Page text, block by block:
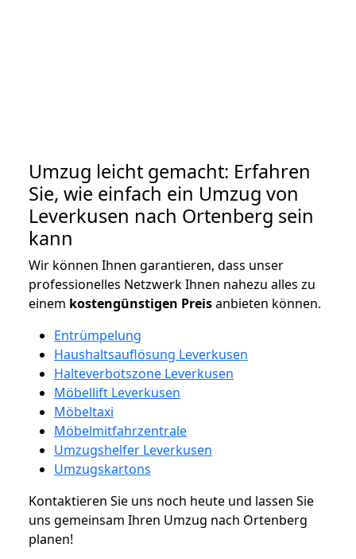
Umzug leicht gemacht: Erfahren
Sie, wie einfach ein Umzug von
Leverkusen nach Ortenberg sein
kann
Wir können Ihnen garantieren, dass unser
professionelles Netzwerk Ihnen nahezu alles zu
einem kostengünstigen Preisanbieten können.
Entrümpelung
Haushaltsauflösung Leverkusen
Halteverbotszone Leverkusen
Möbellift Leverkusen
Möbeltaxi
Möbelmitfahrzentrale
Umzugshelfer Leverkusen
Umzugskartons
Kontaktieren Sie uns noch heute und lassen Sie
uns gemeinsam Ihren Umzug nach Ortenberg
planen!